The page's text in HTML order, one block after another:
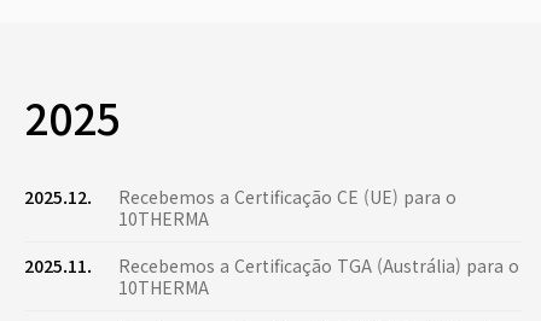
2025
2025.12.
Recebemos a Certificação CE (UE) para o
10THERMA
2025.11.
Recebemos a Certificação TGA (Austrália) para o
10THERMA